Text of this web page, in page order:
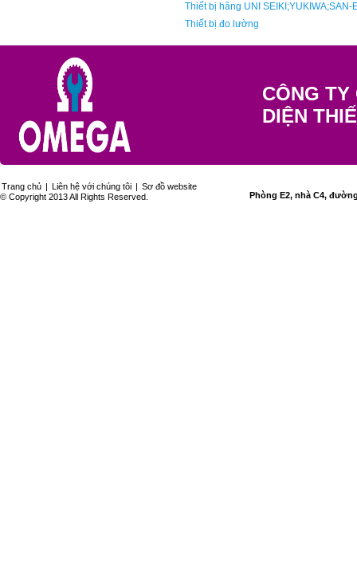
Thiết bị hãng UNI
Thiết bị đo lường
CÔNG
DIỆN
Trang chủ | Liên hệ với chúng tôi | Sơ đồ website
© Copyright 2013 All Rights Reserved.
Phòng E2, nhà C4,